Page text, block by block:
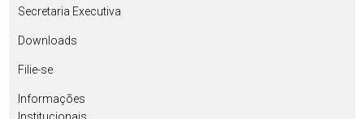
Secretaria Executiva
Downloads
Filie-se
Informações